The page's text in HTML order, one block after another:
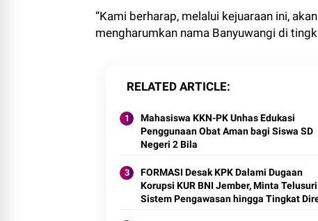
“Kami berharap, melalui kejuaraan ini,
mengharumkan nama Banyuwangi di
RELATED ARTICLE
Mahasiswa KKN-PK Unhas Edukasi
Penggunaan Obat Aman bagi Siswa SD
Negeri 2 Bila
FORMASI Desak KPK Dalami Dugaan
Korupsi KUR BNI Jember, Minta Telusuri
Sistem Pengawasan hingga Tingkat